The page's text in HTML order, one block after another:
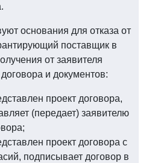
основания для отказа от
поставщик в
от заявителя
и документов:
проект договора,
(передает) заявителю
проект договора с
подписывает договор в